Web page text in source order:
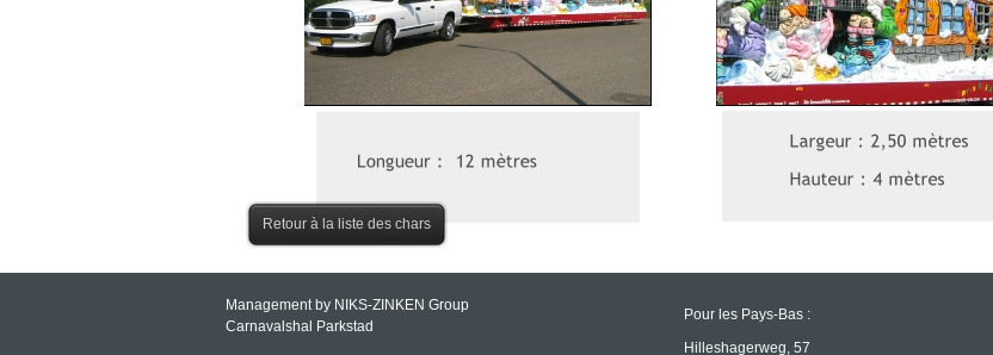
Pour les Pays-Bas :
Hilleshagerweg, 57
Management by NIKS-ZINKEN Group
Carnavalshal Parkstad
Retour à la liste des chars